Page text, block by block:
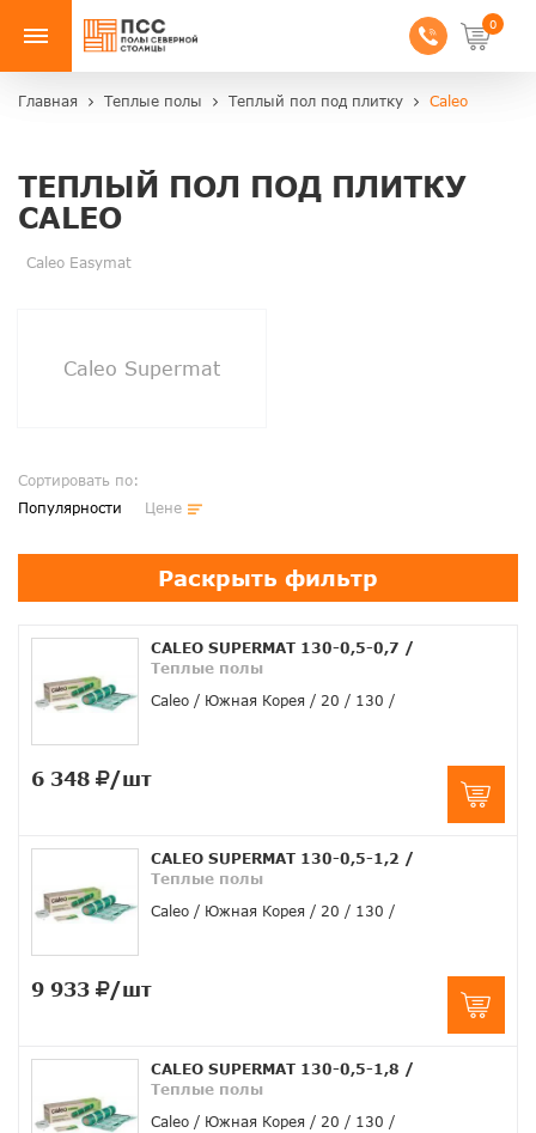
0
Главная Теплые полы Теплый пол под плитку Caleo
ТЕПЛЫЙ ПОЛ ПОД ПЛИТКУ
CALEO
Caleo Easymat
Caleo Supermat
Сортировать по:
Популярности
Цене
Раскрыть фильтр
CALEO SUPERMAT 130-0,5-0,7 /
Теплые полы
Caleo
Южная Корея 20 130
6 348 /шт
CALEO SUPERMAT 130-0,5-1,2 /
Теплые полы
Caleo
Южная Корея 20 130
9 933 /шт
CALEO SUPERMAT 130-0,5-1,8 /
Теплые полы
Caleo
Южная Корея 20 130